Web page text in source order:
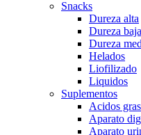
Snacks
Dureza alta
Dureza baja
Dureza
Helados
Liofilizado
Liquidos
Suplementos
Acidos
Aparato
Aparato